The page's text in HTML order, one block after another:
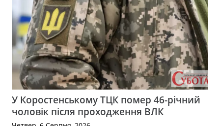
У Коростенському ТЦК помер 46-річний
чоловік після проходження ВЛК